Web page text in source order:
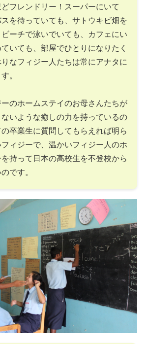
フレンドリー！スーパーにいて
を待っていても、サトウキビ畑を
ーチで泳いでいても、カフェにい
いても、部屋でひとりになりたく
なフィジー人たちは常にアナタに
。
のホームステイのお母さんたちが
いような癒しの力を持っているの
卒業生に質問してもらえれば明ら
ィジーで、温かいフィジー人のホ
持って日本の高校生を不登校から
です。